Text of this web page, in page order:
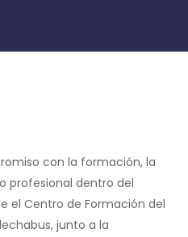
con la formación, la
profesional dentro del
el Centro de Formación del
junto a la